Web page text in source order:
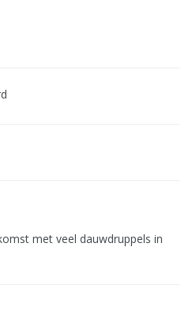
met veel dauwdruppels in